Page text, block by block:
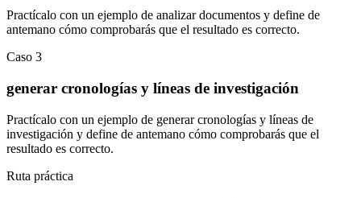
Practícalo con un ejemplo de analizar documentos y define de
antemano cómo comprobarás que el resultado es correcto.
Caso 3
generar cronologías y líneas de investigación
Practícalo con un ejemplo de generar cronologías y líneas de
investigación y define de antemano cómo comprobarás que el
resultado es correcto.
Ruta práctica